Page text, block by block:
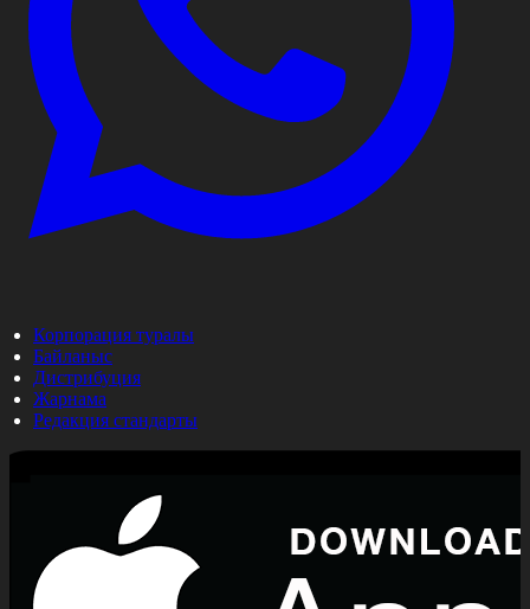
Корпорация туралы
Байланыс
Дистрибуция
Жарнама
Редакция стандарты